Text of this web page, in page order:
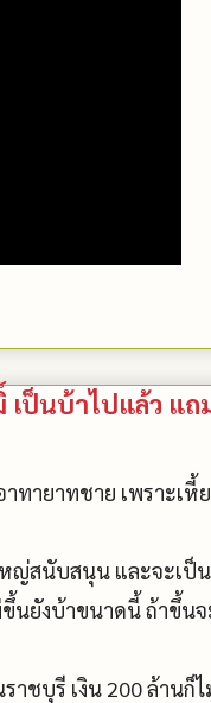
เป็นบ้าไปแล้ว แ
าทายาทชาย เพราะ
ญ่สนับสนุน และจะเ
นยังบ้าขนาดนี้ ถ้าขึ้น
ชบุรี เงิน 200 ล้านก็ไ